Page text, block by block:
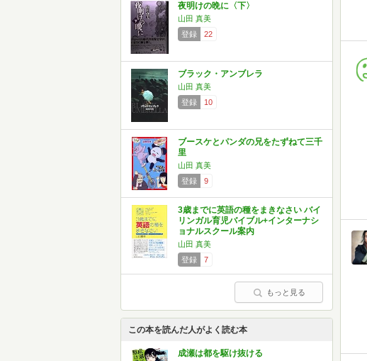
夜明けの晩に〈下〉
山田 真美
登録
22
ブラック・アンブレラ
山田 真美
登録
10
ブースケとパンダの兄をたずねて三千
里
山田 真美
登録
9
3歳までに英語の種をまきなさい バイ
リンガル育児バイブル+インターナシ
ョナルスクール案内
山田 真美
登録
7
もっと見る
この本を読んだ人がよく読む本
成瀬は都を駆け抜ける